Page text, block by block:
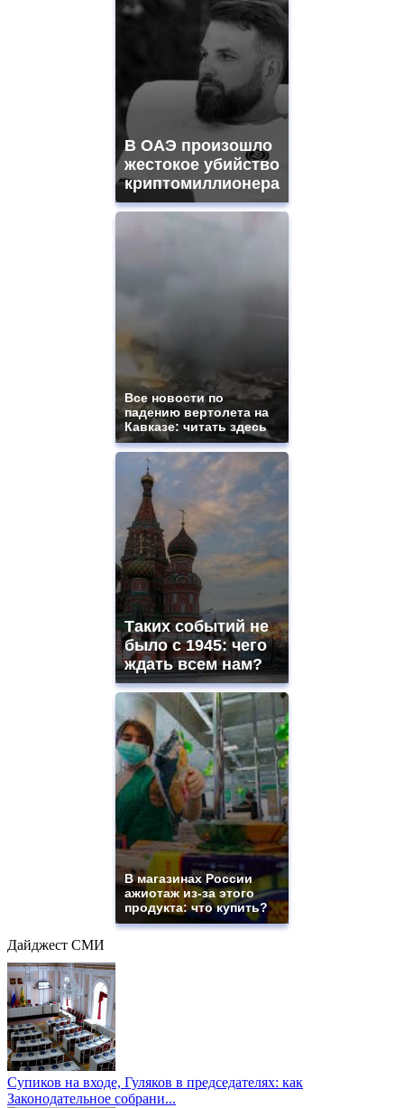
В ОАЭ произошло
жестокое убийство
криптомиллионера
Все новости по
падению вертолета на
Кавказе: читать здесь
Таких событий не
было с 1945: чего
ждать всем нам?
В магазинах России
ажиотаж из-за этого
продукта: что купить?
Дайджест СМИ
Супиков на входе, Гуляков в председателях: как
Законодательное собрани...